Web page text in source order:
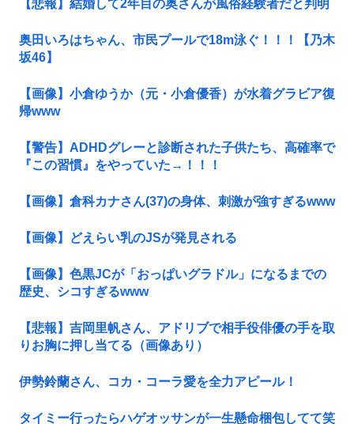
【悲報】結婚して2年目の奥さんが風俗経験者だと判明
奥田いろはちゃん、市民プールで18m泳ぐ！！！【乃木
坂46】
【画像】小倉ゆうか（元・小倉優香）が水着グラビア復
帰www
【警告】ADHDグレーと診断された子供たち、高確率で
『この習慣』をやっていた→！！！
【画像】倉科カナさん(37)の身体、刺激が強すぎるwww
【画像】どえらい乳のJSが発見される
【画像】色黒JCが「おっぱいグラドル」になるまでの
歴史、シコすぎるwww
【悲報】吉岡里帆さん、アドリブで相手役俳優の手を取
りお胸に押し当てる（画像あり）
伊勢鈴蘭さん、コカ・コーラ愛を全力アピール！
タイミー行ったらハゲオッサンが一生懸命梱包してて笑